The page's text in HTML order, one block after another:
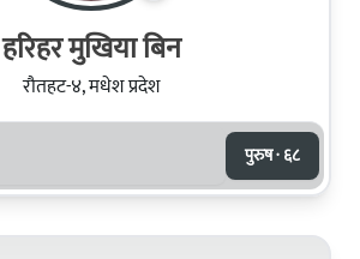
हरिहर मुखिया बिन
रौतहट-४, मधेश प्रदेश
पुरुष · ६८